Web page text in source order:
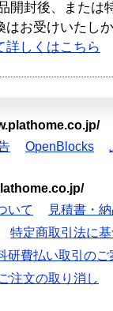
開封後、または
はお受けいたし
詳しくはこちら
OpenBlocks
いて
見積書・
特定商取引法に
研費払い取引のご
ご注文の取り消し